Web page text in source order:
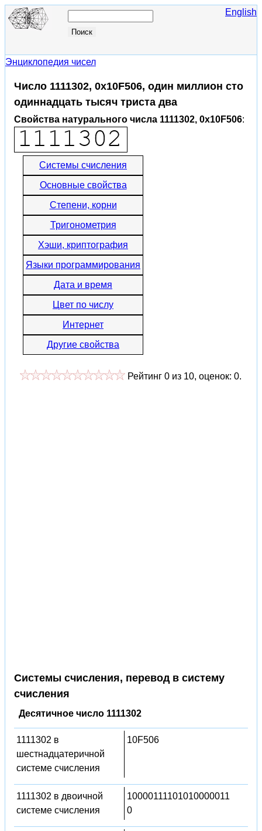
English
Энциклопедия чисел
Число 1111302, 0x10F506, один миллион сто
одиннадцать тысяч триста два
Свойства натурального числа 1111302, 0x10F506:
Системы счисления
Основные свойства
Степени, корни
Тригонометрия
Хэши, криптография
Языки программирования
Дата и время
Цвет по числу
Интернет
Другие свойства
Рейтинг 0 из 10, оценок: 0.
Системы счисления, перевод в систему
счисления
Десятичное число 1111302
1111302 в
шестнадцатеричной
системе счисления
10F506
1111302 в двоичной
системе счисления
10000111101010000011
0